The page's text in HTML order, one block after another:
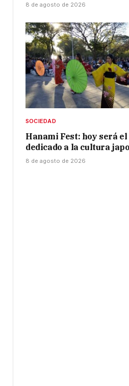
8 de agosto de 2026
SOCIEDAD
Hanami Fest: hoy será
dedicado a la cultura
8 de agosto de 2026